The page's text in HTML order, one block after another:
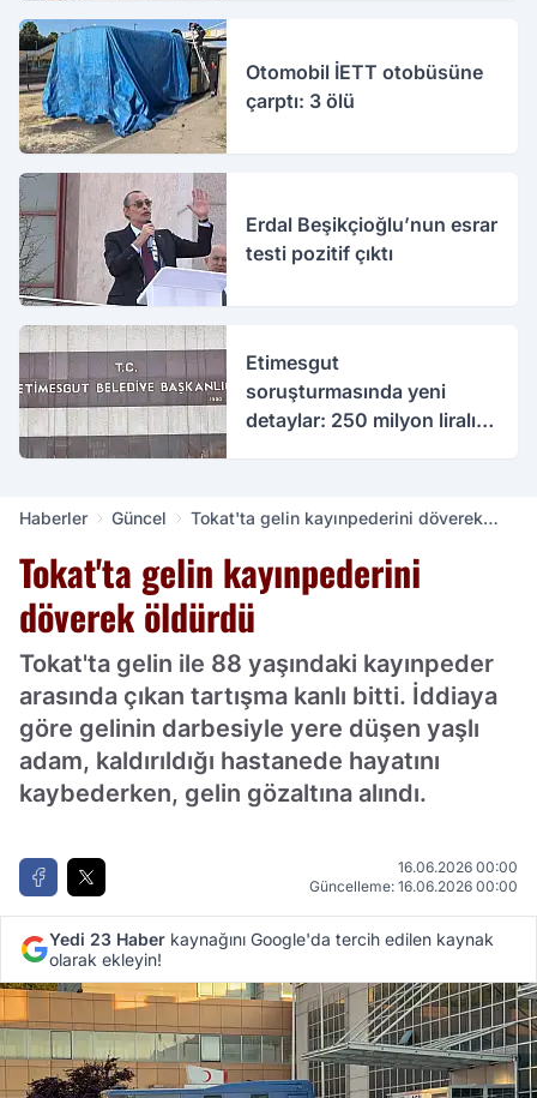
Otomobil İETT otobüsüne
çarptı: 3 ölü
Erdal Beşikçioğlu’nun esrar
testi pozitif çıktı
Etimesgut
soruşturmasında yeni
detaylar: 250 milyon liralık
Haberler Güncel
Tokat'ta gelin kayınpederini döverek
Tokat'ta gelin kayınpederini
döverek öldürdü
Tokat'ta gelin ile 88 yaşındaki kayınpeder
arasında çıkan tartışma kanlı bitti. İddiaya
göre gelinin darbesiyle yere düşen yaşlı
adam, kaldırıldığı hastanede hayatını
kaybederken, gelin gözaltına alındı.
16.06.2026 00:00
Güncelleme: 16.06.2026 00:00
Yedi 23 Haber kaynağını Google'da tercih edilen kaynak
olarak ekleyin!